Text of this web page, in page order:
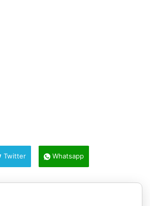
Twitter Whatsapp